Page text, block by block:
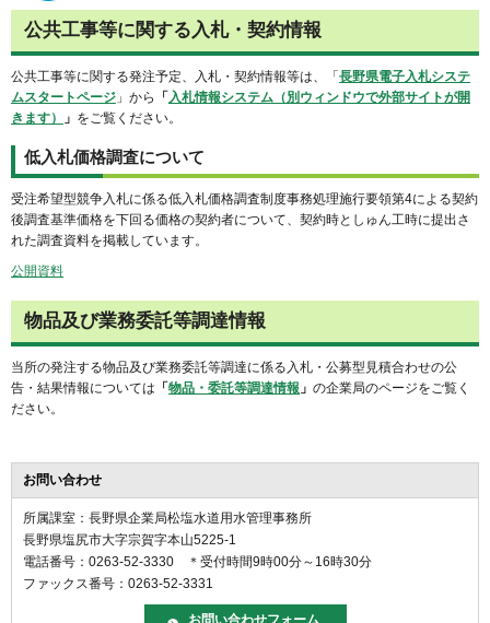
公共工事等に関する入札・契約情報
公共工事等に関する発注予定、入札・契約情報等は、「長野県電子入札システ
ムスタートページ 」から 「入札情報システム（別ウィンドウで外部サイトが開
きます）
」 をご覧ください。
低入札価格調査について
受注希望型競争入札に係る低入札価格調査制度事務処理施行要領第4による契約
後調査基準価格を下回る価格の契約者について、契約時としゅん工時に提出さ
れた調査資料を掲載しています。
公開資料
物品及び業務委託等調達情報
当所の発注する物品及び業務委託等調達に係る入札・公募型見積合わせの公
告・結果情報については 「 物品・委託等調達情報 」 の企業局のページをご覧く
ださい。
お問い合わせ
所属課室：長野県企業局松塩水道用水管理事務所
長野県塩尻市大字宗賀字本山5225-1
電話番号：0263-52-3330 ＊受付時間9時00分～16時30分
ファックス番号：0263-52-3331